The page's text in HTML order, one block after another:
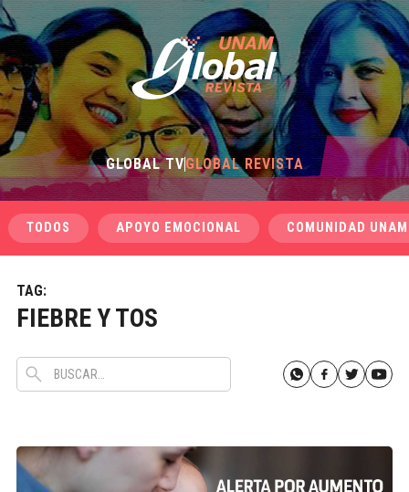
GLOBAL TVGLOBAL REVISTA
TODOS APOYO EMOCIONAL COMUNIDAD UNAM
TAG:
FIEBRE Y TOS